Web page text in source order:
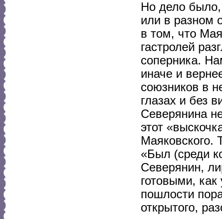
Но дело
или в разном
в том, что
гастролей
соперника.
иначе и
союзников в
глазах и без
Северянина
этот
Маяковского.
«Был (среди
Северянин,
готовыми,
пошлости
открытого,